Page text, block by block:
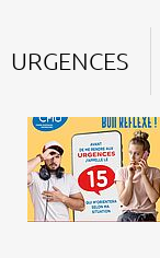
URGENCES